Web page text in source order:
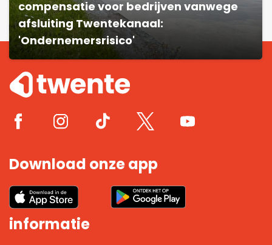
compensatie voor bedrijven vanwege
afsluiting Twentekanaal:
'Ondernemersrisico'
Download onze app
informatie